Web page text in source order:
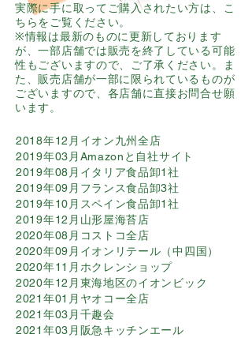
​実際に手に取ってご購入されたい方は、こ
ちらをご覧ください。
※情報は最新のものに更新しております
が、一部店舗では販売を終了している可能
性もございますので、ご了承ください。ま
た、販売店舗が一部に限られているものが
ございますので、各店舗に直接お問合せ願
います。
2018年12月イオン九州全店
2019年03月Amazonと自社サイト
2019年08月イタリア食品卸1社
2019年09月フランス食品卸3社
2019年10月スペイン食品卸1社
2019年12月山形屋海苔店
2020年08月コストコ全店
2020年09月イオンリテール（中四国）
2020年11月ホクレンショップ
2020年12月東海地区のイオンビック
2021年01月ヤオコー全店
2021年03月千趣会
2021年03月阪急キッチンエール